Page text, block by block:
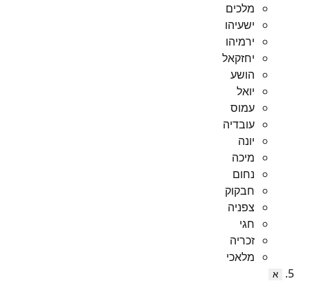
מלכים
ישעיהו
ירמיהו
יחזקאל
הושע
יואל
עמוס
עובדיה
יונה
מיכה
נחום
חבקוק
צפניה
חגי
זכריה
מלאכי
א